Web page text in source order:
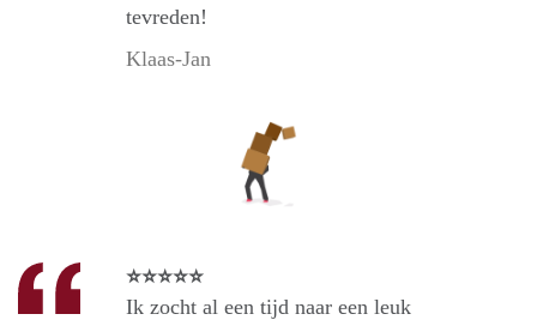
tevreden!
Klaas-Jan
⭐⭐⭐⭐⭐
Ik zocht al een tijd naar een leuk